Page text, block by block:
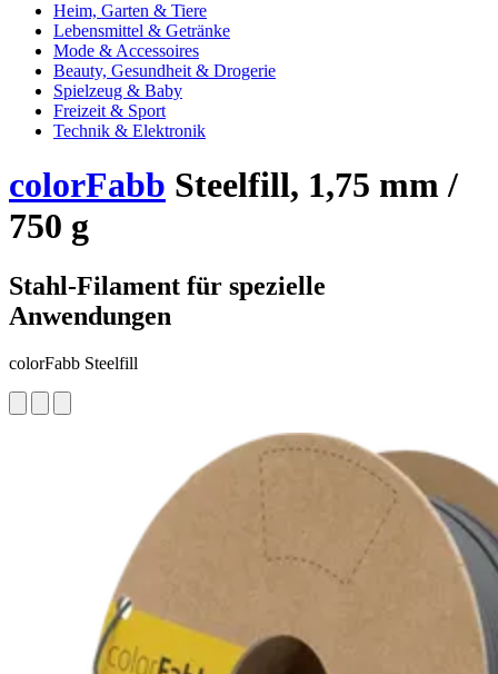
Heim, Garten & Tiere
Lebensmittel & Getränke
Mode & Accessoires
Beauty, Gesundheit & Drogerie
Spielzeug & Baby
Freizeit & Sport
Technik & Elektronik
colorFabb Steelfill, 1,75 mm /
750 g
Stahl-Filament für spezielle
Anwendungen
colorFabb Steelfill